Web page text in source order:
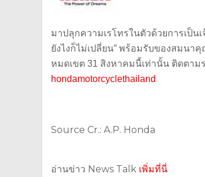
มาปลุกความเรโทรในตัวด้วยการเป็น
ยังไงก็ไม่เปลี่ยน” พร้อมรับของสมนา
หมดเขต 31 สิงหาคมนี้เท่านั้น ติดตาม
hondamotorcyclethailand
Source Cr.: A.P. Honda
อ่านข่าว News Talk เพิ่มที่นี่